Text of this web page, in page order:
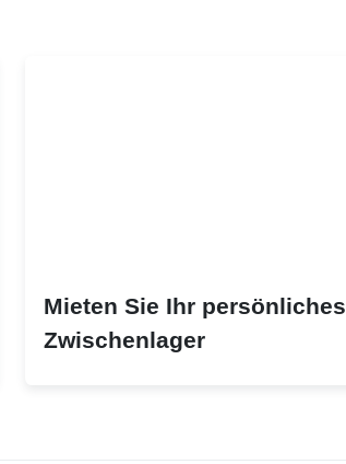
Mieten Sie Ihr persönliches
Zwischenlager